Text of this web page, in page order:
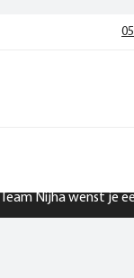
Nijha wenst je